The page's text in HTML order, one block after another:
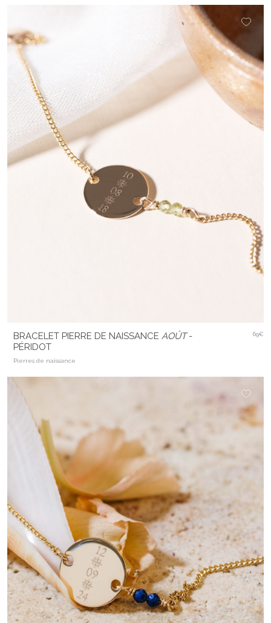
BRACELET PIERRE DE NAISSANCE AOÛT-
PÉRIDOT
Pierres de naissance
69€